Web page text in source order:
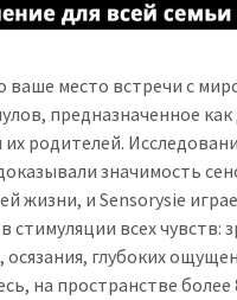
ваше место встречи с
предназначенное как
их родителей.
значимость
жизни, и Sensorysie
стимуляции всех чувств:
осязания, глубоких
на пространстве более